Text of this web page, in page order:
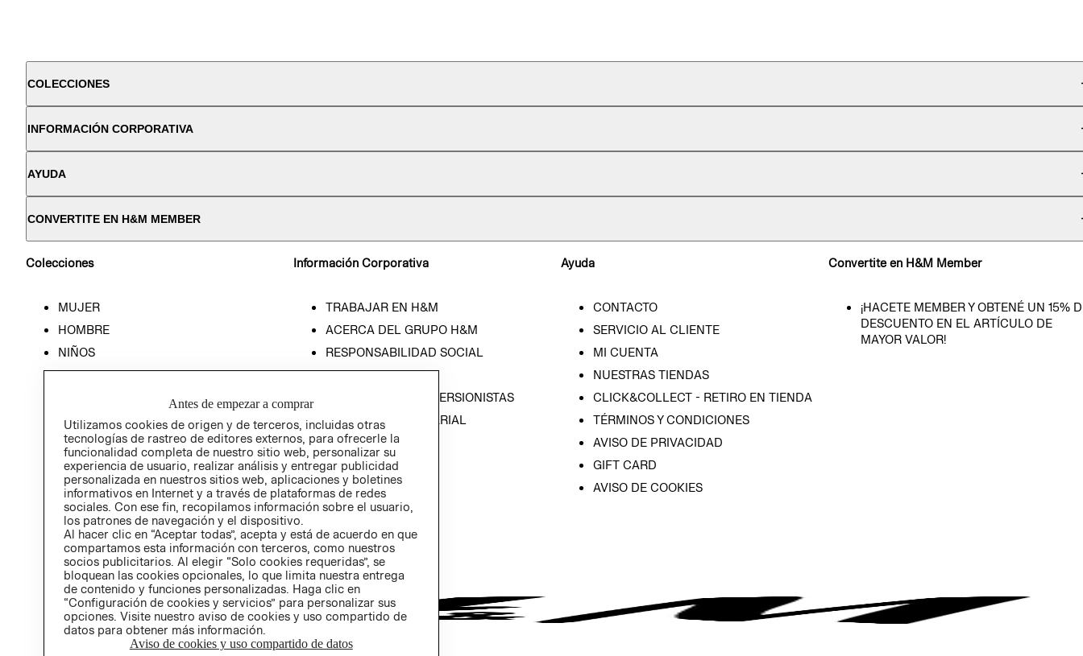
COLECCIONES
INFORMACIÓN CORPORATIVA
AYUDA
CONVERTITE EN H&M MEMBER
Colecciones
MUJER
HOMBRE
NIÑOS
HOME
Información Corporativa
TRABAJAR EN H&M
ACERCA DEL GRUPO H&M
RESPONSABILIDAD SOCIAL
PRENSA
RELACIÓN CON INVERSIONISTAS
POLÍTICA EMPRESARIAL
Ayuda
CONTACTO
SERVICIO AL CLIENTE
MI CUENTA
NUESTRAS TIENDAS
CLICK&COLLECT - RETIRO EN TIENDA
TÉRMINOS Y CONDICIONES
AVISO DE PRIVACIDAD
GIFT CARD
AVISO DE COOKIES
Convertite en H&M Member
¡HACETE MEMBER Y OBTENÉ UN 15%
DESCUENTO EN EL ARTÍCULO DE
MAYOR VALOR!
Antes de empezar a comprar
Utilizamos cookies de origen y de terceros, incluidas otras
tecnologías de rastreo de editores externos, para ofrecerle la
funcionalidad completa de nuestro sitio web, personalizar su
experiencia de usuario, realizar análisis y entregar publicidad
personalizada en nuestros sitios web, aplicaciones y boletines
informativos en Internet y a través de plataformas de redes
sociales. Con ese fin, recopilamos información sobre el usuario,
los patrones de navegación y el dispositivo.
Al hacer clic en “Aceptar todas”, acepta y está de acuerdo en que
compartamos esta información con terceros, como nuestros
socios publicitarios. Al elegir “Solo cookies requeridas”, se
bloquean las cookies opcionales, lo que limita nuestra entrega
de contenido y funciones personalizadas. Haga clic en
“Configuración de cookies y servicios” para personalizar sus
opciones. Visite nuestro aviso de cookies y uso compartido de
datos para obtener más información.
Aviso de cookies y uso compartido de datos